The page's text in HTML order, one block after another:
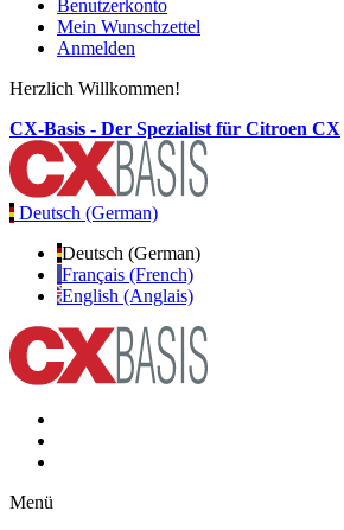
Benutzerkonto
Mein Wunschzettel
Anmelden
Herzlich Willkommen!
CX-Basis - Der Spezialist für Citroen CX
Deutsch (German)
Deutsch (German)
Français (French)
English (Anglais)
Menü